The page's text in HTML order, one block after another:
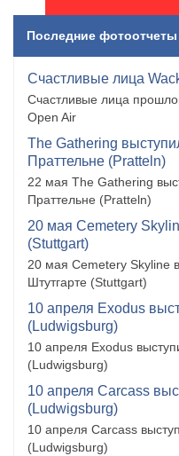
Последние фотоотчеты
Счастливые лица
Счастливые лица
Open Air
The Gathering
Праттельне (Pratteln)
22 мая The Gathering
Праттельне (Pratteln)
20 мая Cemetery
(Stuttgart)
20 мая Cemetery Skyline
Штутгарте (Stuttgart)
10 апреля Exodus
(Ludwigsburg)
10 апреля Exodus
(Ludwigsburg)
10 апреля Carcass
(Ludwigsburg)
10 апреля Carcass
(Ludwigsburg)